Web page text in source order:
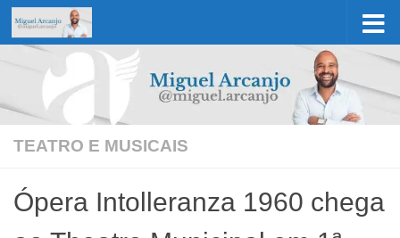
Skip to content
TEATRO E MUSICAIS
Ópera Intolleranza 1960 chega